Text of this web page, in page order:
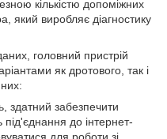
кількістю допоміжних
який виробляє діагностику
головний пристрій
як дротового, так і
здатний забезпечити
під'єднання до інтернет-